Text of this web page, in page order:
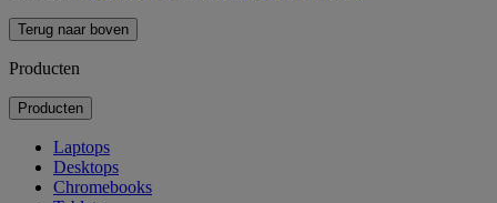
Terug naar boven
Producten
Producten
Laptops
Desktops
Chromebooks